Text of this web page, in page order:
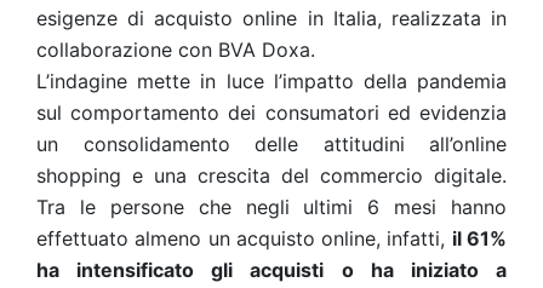
esigenze di acquisto online in Italia, realizzata in
collaborazione con BVA Doxa.
L’indagine mette in luce l’impatto della pandemia
sul comportamento dei consumatori ed evidenzia
un consolidamento delle attitudini all’online
shopping e una crescita del commercio digitale.
Tra le persone che negli ultimi 6 mesi hanno
effettuato almeno un acquisto online, infatti, il 61%
ha intensificato gli acquisti o ha iniziato a